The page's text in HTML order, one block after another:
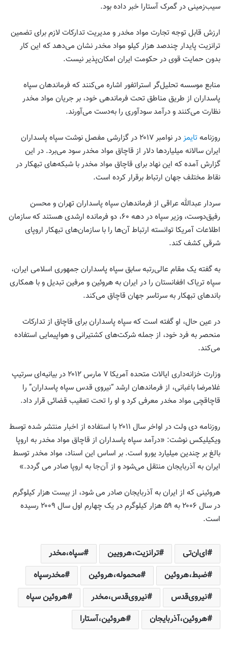
سیب‌زمینی در گمرک آستارا خبر داده بود.
ارزش قابل توجه تجارت مواد مخدر و مدیریت تدارکات لازم برای تضمین
ترانزیت پایدار چندصد هزار کیلو مواد مخدر نشان می‌دهد که این کار
بدون حمایت قوی در حکومت ایران امکان‌پذیر نیست.
منابع موسسه تحلیل‌گر استراتفور اشاره می‌کنند که فرماندهان سپاه
پاسداران از طریق مناطق تحت فرماندهی خود، بر جریان مواد مخدر
نظارت می‌کنند و درآمد سودآوری را به‌دست می‌آورند.
روزنامهتایمز
در نوامبر ۲۰۱۷ در گزارشی مفصل نوشت سپاه پاسداران
ایران سالانه میلیاردها دلار از قاچاق مواد مخدر سود می‌برد. در این
گزارش آمده که این نهاد برای قاچاق مواد مخدر با شبکه‌های تبهکار در
نقاط مختلف جهان ارتباط برقرار کرده است.
سردار عبدالله عراقی از فرماندهان سپاه پاسداران تهران و محسن
رفیق‌دوست، وزیر سپاه در دهه ۶۰، دو فرمانده ارشدی هستند که سازمان
اطلاعات آمریکا توانسته ارتباط آن‌ها را با سازمان‌های تبهکار اروپای
شرقی کشف کند.
به گفته یک مقام عالی‌رتبه سابق‌ سپاه پاسداران جمهوری اسلامی ایران،
سپاه تریاک افغانستان را در ایران به هروئین و مرفین تبدیل و با همکاری
باندهای تبهکار به سرتاسر جهان قاچاق می‌کند.
در عین حال، او گفته است که سپاه پاسداران برای قاچاق از تدارکات
منحصر به فرد خود، از جمله شرکت‌های کشتیرانی و هواپیمایی استفاده
می‌کند.
وزارت خزانه‌داری ایالات متحده آمریکا ۷ مارس ۲۰۱۲ در بیانیه‌ای سرتیپ
غلامرضا باغبانی، از فرماندهان ارشد “نیروی قدس سپاه پاسداران” را
قاچاقچی مواد مخدر معرفی کرد و او را تحت تعقیب قضائی قرار داد.
روزنامه دی ولت در اواخر سال ۲۰۱۱ با استفاده از اخبار منتشر شده توسط
ویکیلیکس نوشت: «درآمد سپاه پاسداران از قاچاق مواد مخدر به اروپا
بالغ بر چندین میلیارد یورو است. بر اساس این اسناد، مواد مخدر توسط
ایران به آذربایجان منتقل می‌شود و از آن‌جا به اروپا صادر می گردد.»
هروئینی که از ایران به آذربایجان صادر می شود، از بیست هزار کیلوگرم
در سال ۲۰۰۶ به ۵۹ هزار کیلوگرم در یک چهارم اول سال ۲۰۰۹ رسیده
است.
ای‌ان‌تی ترانزیت،هرویین
سپاه،مخدر
ضبط،هروئین
محموله،هروئین
مخدرسپاه
نیروی‌قدس
نیروی‌قدس،مخدر
هروئین سپاه
هروئین،آذربایجان
هروئین،آستارا